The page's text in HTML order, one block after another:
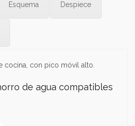
Esquema Despiece
cocina, con pico móvil alto.
de agua compatibles